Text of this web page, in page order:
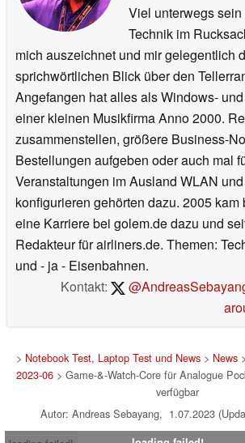
Viel unterwegs
Technik im
mich auszeichnet und mir gelegentlich
sprichwörtlichen Blick über den
Angefangen hat alles als Windows-
einer kleinen Musikfirma Anno 2000.
zusammenstellen, größere Business-
Bestellungen aufgeben oder auch mal
Veranstaltungen im Ausland WLAN
konfigurieren gehörten dazu. 2005 kam
eine Karriere bei golem.de dazu und
Redakteur für airliners.de. Themen:
und - ja - Eisenbahnen.
Kontakt:
> Notebook Test, Laptop Test und News> News>
2023-06> Game-&-Watch-Core für Analogue
verfügbar
Autor: Andreas Sebayang, 1.07.2023